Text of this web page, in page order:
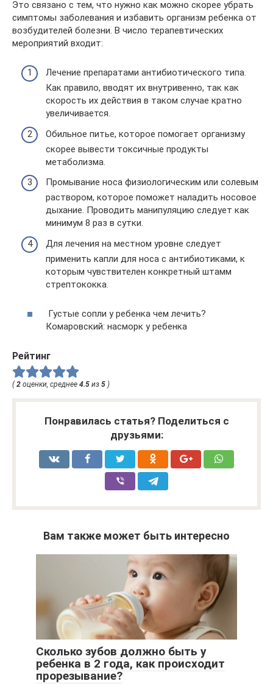
Это связано с тем, что нужно как можно скорее убрать
симптомы заболевания и избавить организм ребенка от
возбудителей болезни. В число терапевтических
мероприятий входит:
Лечение препаратами антибиотического типа.
Как правило, вводят их внутривенно, так как
скорость их действия в таком случае кратно
увеличивается.
Обильное питье, которое помогает организму
скорее вывести токсичные продукты
метаболизма.
Промывание носа физиологическим или солевым
раствором, которое поможет наладить носовое
дыхание. Проводить манипуляцию следует как
минимум 8 раз в сутки.
Для лечения на местном уровне следует
применить капли для носа с антибиотиками, к
которым чувствителен конкретный штамм
стрептококка.
Густые сопли у ребенка чем лечить?
Комаровский: насморк у ребенка
Рейтинг
( 2 оценки, среднее 4.5 из 5 )
Понравилась статья? Поделиться с
друзьями:
Вам также может быть интересно
Сколько зубов должно быть у
ребенка в 2 года, как происходит
прорезывание?